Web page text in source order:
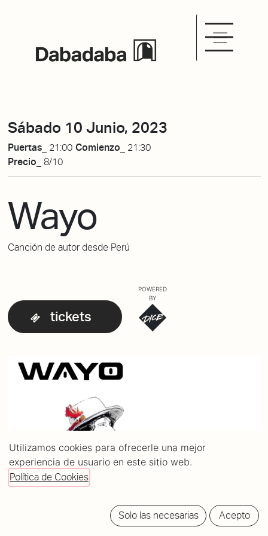
Sábado 10 Junio, 2023
Puertas_ 21:00 Comienzo_ 21:30
Precio_ 8/10
Wayo
Canción de autor desde Perú
tickets
POWERED
BY
Utilizamos cookies para ofrecerle una mejor
experiencia de usuario en este sitio web.
Política de Cookies
Solo las necesarias Acepto